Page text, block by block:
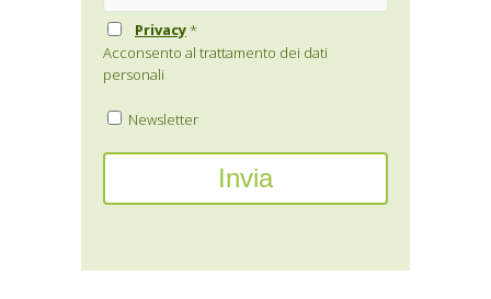
Privacy*
Acconsento al trattamento dei dati
personali
Newsletter